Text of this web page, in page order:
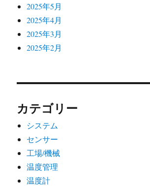
2025年5月
2025年4月
2025年3月
2025年2月
カテゴリー
システム
センサー
工場/機械
温度管理
温度計